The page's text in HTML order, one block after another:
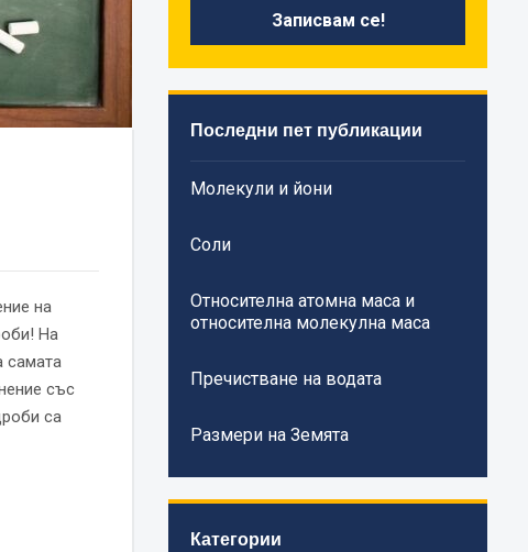
на
На
самата
със
са
Последни пет публикации
Молекули и йони
Соли
Относителна атомна маса и
относителна молекулна маса
Пречистване на водата
Размери на Земята
Категории